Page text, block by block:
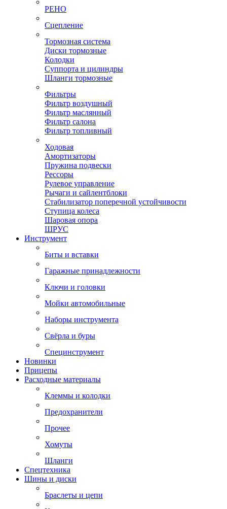
РЕНО
Сцепление
Тормозная система
Диски тормозные
Колодки
Суппорта и цилиндры
Шланги тормозные
Фильтры
Фильтр воздушный
Фильтр маслянный
Фильтр салона
Фильтр топливный
Ходовая
Амортизаторы
Пружина подвески
Рессоры
Рулевое управление
Рычаги и сайлентблоки
Стабилизатор поперечной устойчивости
Ступица колеса
Шаровая опора
ШРУС
Инструмент
Биты и вставки
Гаражные принадлежности
Ключи и головки
Мойки автомобильные
Наборы инструмента
Свёрла и буры
Специнструмент
Новинки
Прицепы
Расходные материалы
Клеммы и колодки
Предохранители
Прочее
Хомуты
Шланги
Спецтехника
Шины и диски
Браслеты и цепи